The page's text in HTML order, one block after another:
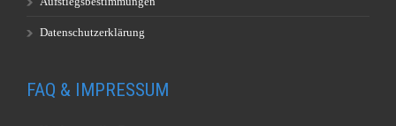
Datenschutzerklärung
FAQ & IMPRESSUM